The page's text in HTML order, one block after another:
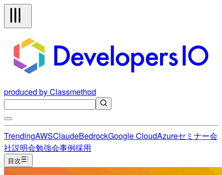
produced by Classmethod
TrendingAWSClaudeBedrockGoogle CloudAzureセミナー会
社説明会勉強会事例採用
目次